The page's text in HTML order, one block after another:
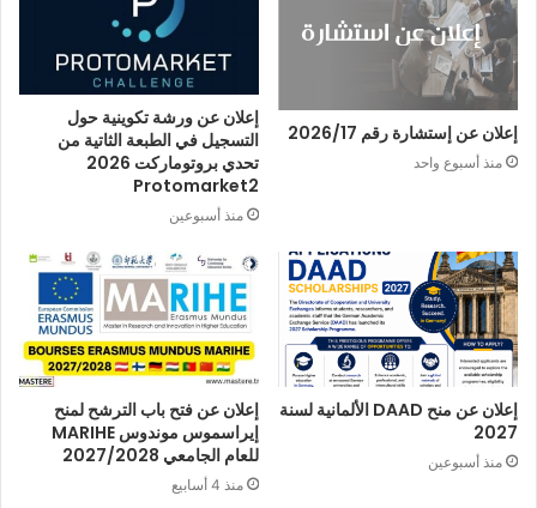
إعلان عن إستشارة رقم 2026/17
منذ أسبوع واحد
إعلان عن ورشة تكوينية حول
التسجيل في الطبعة الثاتية من
تحدي بروتوماركت 2026
Protomarket2
منذ أسبوعين
إعلان عن منح DAAD الألمانية لسنة
2027
منذ أسبوعين
إعلان عن فتح باب الترشح لمنح
إيراسموس موندوس MARIHE
للعام الجامعي 2027/2028
منذ 4 أسابيع